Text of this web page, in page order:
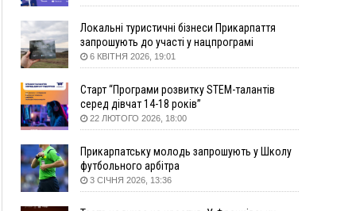
19:49
«Коли я обернувся, ворог уже був у нашій
траншеї»: командир з Надвірної на псевдо
«Француз»
19:34
В міському озері Франківська втопився
18:45
Є висока потреба у кількох групах крові:
прикарпатців просять у серпні ставати
донорами
18:07
У Франківську звільнили водія маршрутки,
який зневажив і образив матір загиблого воїна
17:40
У горах на Прикарпатті з водоспаду впала
Локальні туристичні бізнеси Прикарпаття
запрошують до участі у нацпрограмі
«Подорож до себе»
6 КВІТНЯ 2026, 19:01
Старт “Програми розвитку STEM-талантів
серед дівчат 14-18 років”
22 ЛЮТОГО 2026, 18:00
Прикарпатську молодь запрошують у Школу
футбольного арбітра
3 СІЧНЯ 2026, 13:36